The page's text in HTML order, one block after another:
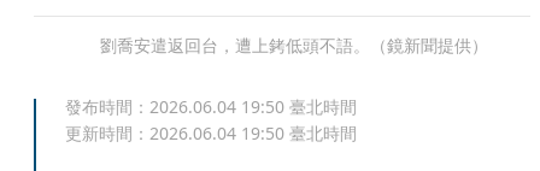
劉喬安遣返回台，遭上銬低頭不語。（鏡新聞提供）
發布時間： 2026.06.04 19:50 臺北時間
更新時間： 2026.06.04 19:50 臺北時間